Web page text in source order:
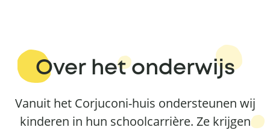
Over het onderwijs
Vanuit het Corjuconi-huis ondersteunen wij
kinderen in hun schoolcarrière. Ze krijgen